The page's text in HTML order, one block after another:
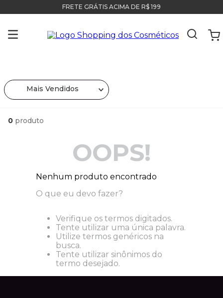
FRETE GRÁTIS ACIMA DE R$ 199
Mais Vendidos
0 produto
OOPS!
Nenhum produto encontrado
O que eu devo fazer?
Verifique os termos digitados.
Tente utilizar uma única palavra.
Utilize termos genéricos na
busca.
Tente utilizar sinônimos do
termo desejado.